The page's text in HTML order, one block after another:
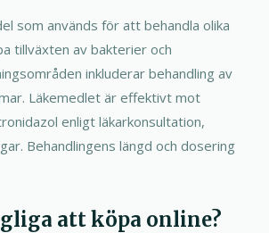
som används för att behandla olika
tillväxten av bakterier och
inkluderar behandling av
Läkemedlet är effektivt mot
enligt läkarkonsultation,
Behandlingens längd och dosering
att köpa online?